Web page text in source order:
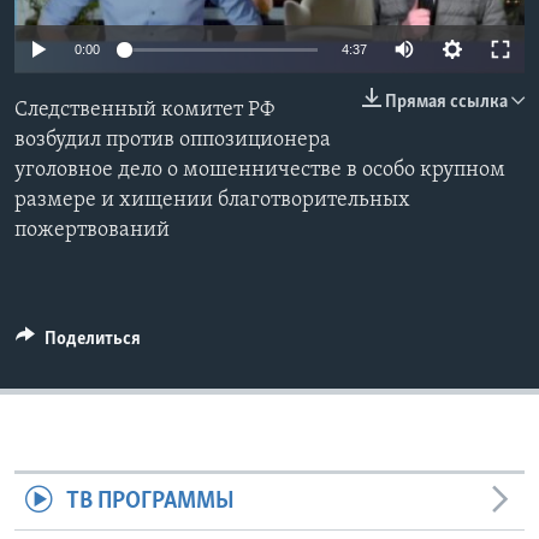
Learning English
СОЦИАЛЬНЫЕ СЕТИ
Языки
0:00 4:37
Прямая ссылка
Следственный комитет РФ
возбудил против оппозиционера
уголовное дело о мошенничестве в особо крупном
размере и хищении благотворительных
пожертвований
Поделиться
ТВ ПРОГРАММЫ